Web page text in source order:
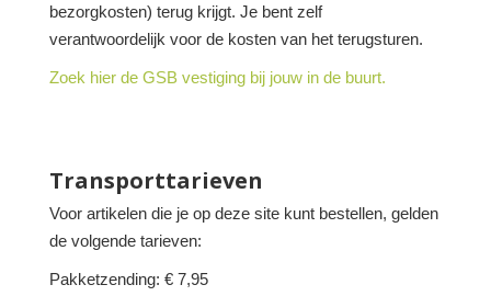
bezorgkosten) terug krijgt. Je bent zelf
verantwoordelijk voor de kosten van het terugsturen.
Zoek hier de GSB vestiging bij jouw in de buurt.
Transporttarieven
Voor artikelen die je op deze site kunt bestellen, gelden
de volgende tarieven:
Pakketzending: € 7,95